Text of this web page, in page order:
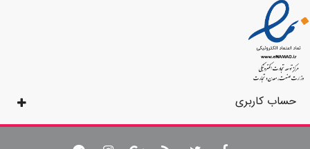
حساب کاربری